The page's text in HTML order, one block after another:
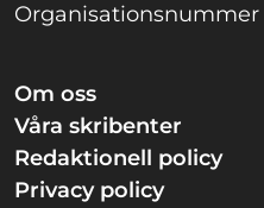
Organisationsnummer
Om oss
Våra skribenter
Redaktionell policy
Privacy policy